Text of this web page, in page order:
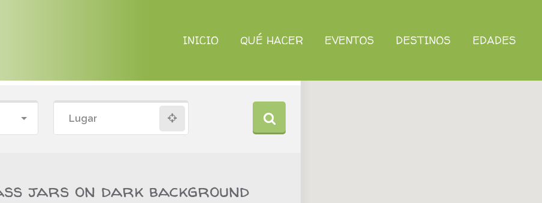
INICIO QUÉ HACER EVENTOS DESTINOS EDADES
jars on dark background